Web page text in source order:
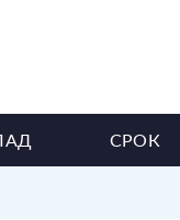
СРОК